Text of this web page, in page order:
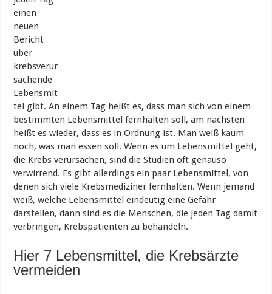
einen
neuen
Bericht
über
krebsverur
sachende
Lebensmit
tel gibt. An einem Tag heißt es, dass man sich von einem
bestimmten Lebensmittel fernhalten soll, am nächsten
heißt es wieder, dass es in Ordnung ist. Man weiß kaum
noch, was man essen soll. Wenn es um Lebensmittel geht,
die Krebs verursachen, sind die Studien oft genauso
verwirrend. Es gibt allerdings ein paar Lebensmittel, von
denen sich viele Krebsmediziner fernhalten. Wenn jemand
weiß, welche Lebensmittel eindeutig eine Gefahr
darstellen, dann sind es die Menschen, die jeden Tag damit
verbringen, Krebspatienten zu behandeln.
Hier 7 Lebensmittel, die Krebsärzte
vermeiden